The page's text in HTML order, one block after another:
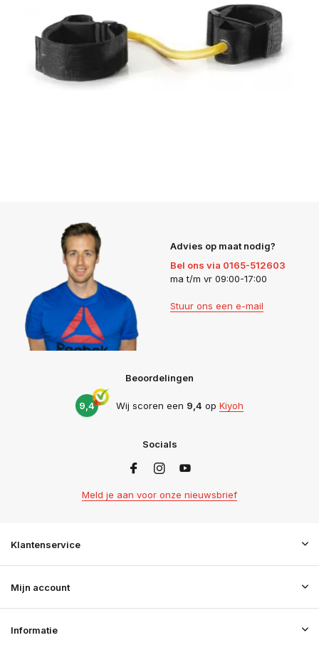
Advies op maat nodig?
Bel ons via 0165-512603
ma t/m vr 09:00-17:00
Stuur ons een e-mail
Beoordelingen
9,4 Wij scoren een 9,4 op Kiyoh
Socials
Meld je aan voor onze nieuwsbrief
Klantenservice
Mijn account
Informatie